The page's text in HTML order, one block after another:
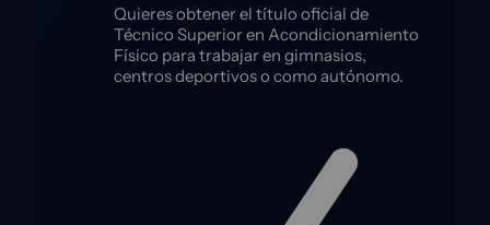
Quieres obtener el título oficial de
Técnico Superior en Acondicionamiento
Físico para trabajar en gimnasios,
centros deportivos o como autónomo.